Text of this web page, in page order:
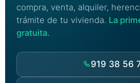
compra, venta, alquiler,
trámite de tu vivienda. La
gratuita.
919 38 56